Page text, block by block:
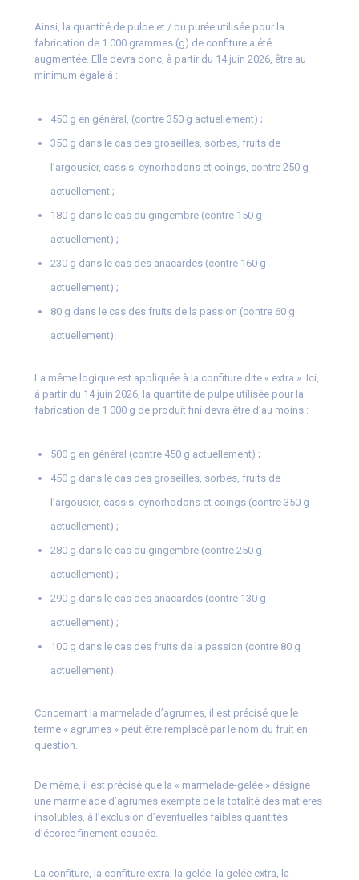
Ainsi, la quantité de pulpe et / ou purée utilisée pour la
fabrication de 1 000 grammes (g) de confiture a été
augmentée. Elle devra donc, à partir du 14 juin 2026, être au
minimum égale à :
450 g en général, (contre 350 g actuellement) ;
350 g dans le cas des groseilles, sorbes, fruits de
l’argousier, cassis, cynorhodons et coings, contre 250 g
actuellement ;
180 g dans le cas du gingembre (contre 150 g
actuellement) ;
230 g dans le cas des anacardes (contre 160 g
actuellement) ;
80 g dans le cas des fruits de la passion (contre 60 g
actuellement).
La même logique est appliquée à la confiture dite « extra ». Ici,
à partir du 14 juin 2026, la quantité de pulpe utilisée pour la
fabrication de 1 000 g de produit fini devra être d’au moins :
500 g en général (contre 450 g actuellement) ;
450 g dans le cas des groseilles, sorbes, fruits de
l’argousier, cassis, cynorhodons et coings (contre 350 g
actuellement) ;
280 g dans le cas du gingembre (contre 250 g
actuellement) ;
290 g dans le cas des anacardes (contre 130 g
actuellement) ;
100 g dans le cas des fruits de la passion (contre 80 g
actuellement).
Concernant la marmelade d’agrumes, il est précisé que le
terme « agrumes » peut être remplacé par le nom du fruit en
question.
De même, il est précisé que la « marmelade-gelée » désigne
une marmelade d’agrumes exempte de la totalité des matières
insolubles, à l’exclusion d’éventuelles faibles quantités
d’écorce finement coupée.
La confiture, la confiture extra, la gelée, la gelée extra, la